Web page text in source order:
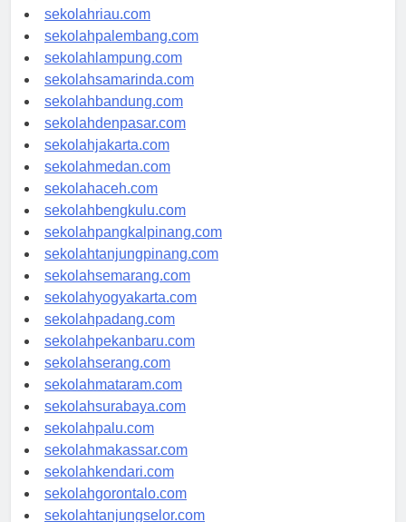
sekolahjambi.com
sekolahriau.com
sekolahpalembang.com
sekolahlampung.com
sekolahsamarinda.com
sekolahbandung.com
sekolahdenpasar.com
sekolahjakarta.com
sekolahmedan.com
sekolahaceh.com
sekolahbengkulu.com
sekolahpangkalpinang.com
sekolahtanjungpinang.com
sekolahsemarang.com
sekolahyogyakarta.com
sekolahpadang.com
sekolahpekanbaru.com
sekolahserang.com
sekolahmataram.com
sekolahsurabaya.com
sekolahpalu.com
sekolahmakassar.com
sekolahkendari.com
sekolahgorontalo.com